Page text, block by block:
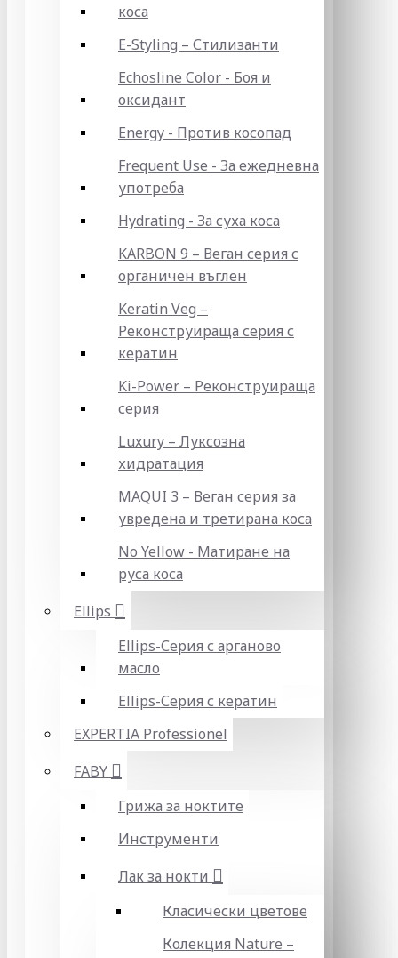
коса
E-Styling – Стилизанти
Echosline Color - Боя и
оксидант
Energy - Против косопад
Frequent Use - За ежедневна
употреба
Hydrating - За суха коса
KARBON 9 – Веган серия с
органичен въглен
Keratin Veg –
Реконструираща серия с
кератин
Ki-Power – Реконструираща
серия
Luxury – Луксозна
хидратация
MAQUI 3 – Веган серия за
увредена и третирана коса
No Yellow - Матиране на
руса коса
Ellips
Ellips-Серия с арганово
масло
Ellips-Серия с кератин
EXPERTIA Professionel
FABY
Грижа за ноктите
Инструменти
Лак за нокти
Класически цветове
Колекция Nature –